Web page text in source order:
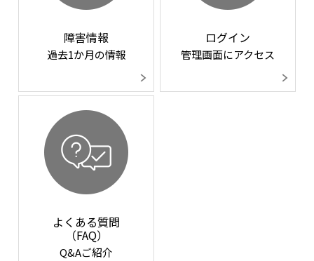
障害情報
過去1か月の情報
ログイン
管理画面にアクセス
よくある質問
（FAQ）
Q&Aご紹介